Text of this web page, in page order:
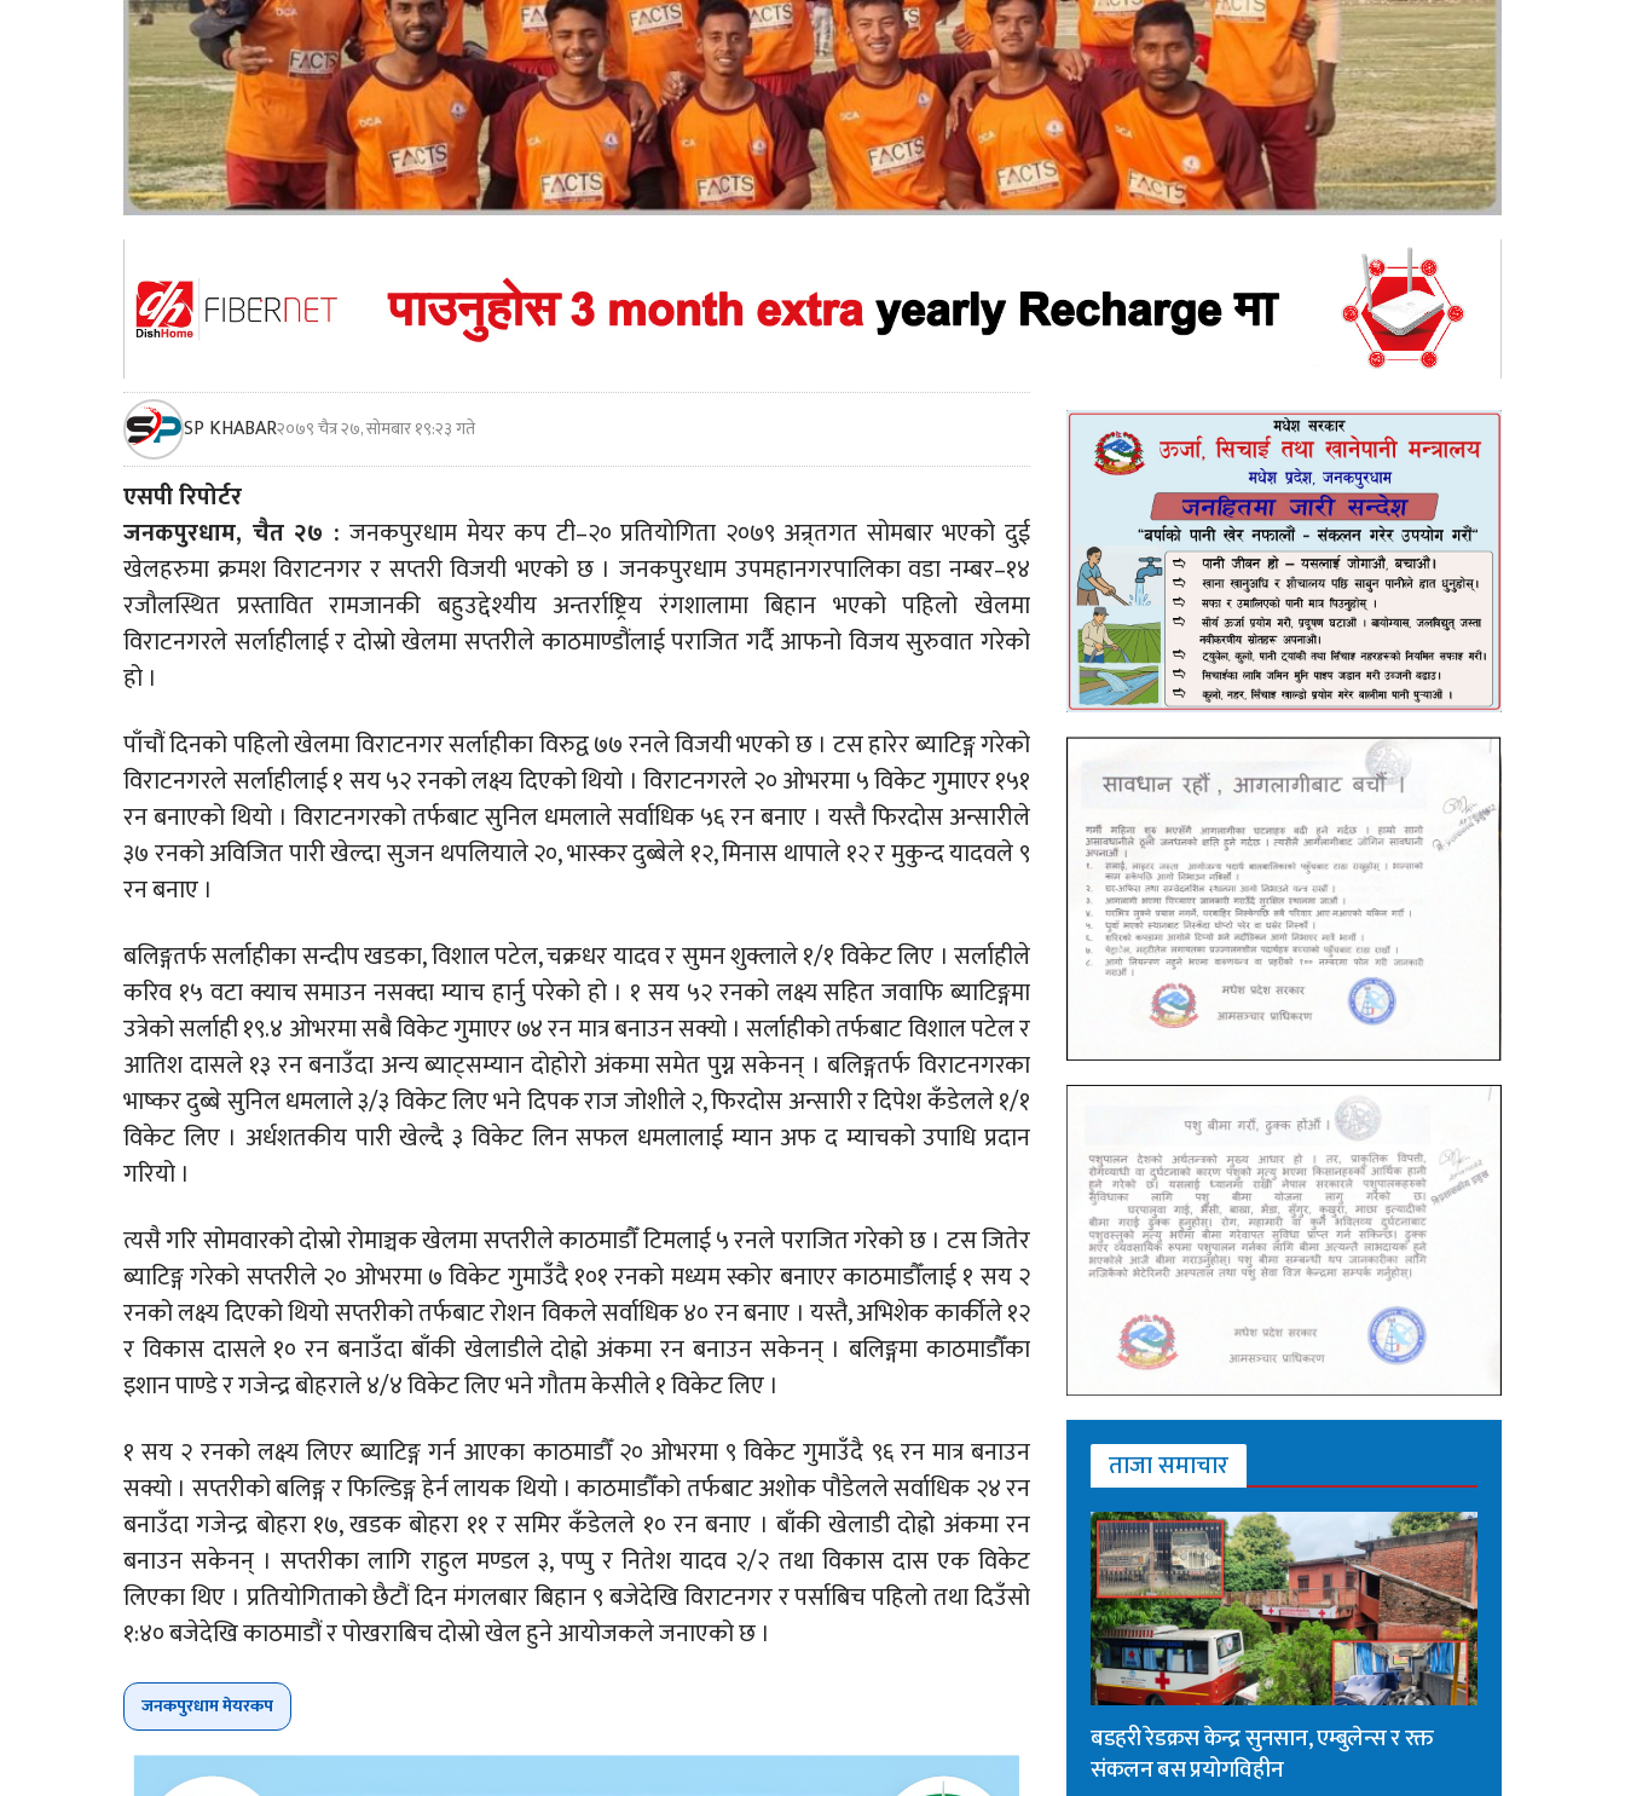
SP KHABAR२०७९ चैत्र २७, सोमबार १९:२३ गते
एसपी रिपोर्टर
जनकपुरधाम, चैत २७ :जनकपुरधाम मेयर कप टी–२० प्रतियोगिता २०७९ अन्र्तगत सोमबार भएको दुई
खेलहरुमा क्रमश विराटनगर र सप्तरी विजयी भएको छ । जनकपुरधाम उपमहानगरपालिका वडा नम्बर–१४
रजौलस्थित प्रस्तावित रामजानकी बहुउद्देश्यीय अन्तर्राष्ट्रिय रंगशालामा बिहान भएको पहिलो खेलमा
विराटनगरले सर्लाहीलाई र दोस्रो खेलमा सप्तरीले काठमाण्डौंलाई पराजित गर्दै आफनो विजय सुरुवात गरेको
हो ।
पाँचौं दिनको पहिलो खेलमा विराटनगर सर्लाहीका विरुद्व ७७ रनले विजयी भएको छ । टस हारेर ब्याटिङ्ग गरेको
विराटनगरले सर्लाहीलाई १ सय ५२ रनको लक्ष्य दिएको थियो । विराटनगरले २० ओभरमा ५ विकेट गुमाएर १५१
रन बनाएको थियो । विराटनगरको तर्फबाट सुनिल धमलाले सर्वाधिक ५६ रन बनाए । यस्तै फिरदोस अन्सारीले
३७ रनको अविजित पारी खेल्दा सुजन थपलियाले २०, भास्कर दुब्बेले १२, मिनास थापाले १२ र मुकुन्द यादवले ९
रन बनाए ।
बलिङ्गतर्फ सर्लाहीका सन्दीप खडका, विशाल पटेल, चक्रधर यादव र सुमन शुक्लाले १/१ विकेट लिए । सर्लाहीले
करिव १५ वटा क्याच समाउन नसक्दा म्याच हार्नु परेको हो । १ सय ५२ रनको लक्ष्य सहित जवाफि ब्याटिङ्गमा
उत्रेको सर्लाही १९.४ ओभरमा सबै विकेट गुमाएर ७४ रन मात्र बनाउन सक्यो । सर्लाहीको तर्फबाट विशाल पटेल र
आतिश दासले १३ रन बनाउँदा अन्य ब्याट्सम्यान दोहोरो अंकमा समेत पुग्न सकेनन् । बलिङ्गतर्फ विराटनगरका
भाष्कर दुब्बे सुनिल धमलाले ३/३ विकेट लिए भने दिपक राज जोशीले २, फिरदोस अन्सारी र दिपेश कँडेलले १/१
विकेट लिए । अर्धशतकीय पारी खेल्दै ३ विकेट लिन सफल धमलालाई म्यान अफ द म्याचको उपाधि प्रदान
गरियो ।
त्यसै गरि सोमवारको दोस्रो रोमाञ्चक खेलमा सप्तरीले काठमाडौँ टिमलाई ५ रनले पराजित गरेको छ । टस जितेर
ब्याटिङ्ग गरेको सप्तरीले २० ओभरमा ७ विकेट गुमाउँदै १०१ रनको मध्यम स्कोर बनाएर काठमाडौँलाई १ सय २
रनको लक्ष्य दिएको थियो सप्तरीको तर्फबाट रोशन विकले सर्वाधिक ४० रन बनाए । यस्तै, अभिशेक कार्कीले १२
र विकास दासले १० रन बनाउँदा बाँकी खेलाडीले दोह्रो अंकमा रन बनाउन सकेनन् । बलिङ्गमा काठमाडौँका
इशान पाण्डे र गजेन्द्र बोहराले ४/४ विकेट लिए भने गौतम केसीले १ विकेट लिए ।
१ सय २ रनको लक्ष्य लिएर ब्याटिङ्ग गर्न आएका काठमाडौँ २० ओभरमा ९ विकेट गुमाउँदै ९६ रन मात्र बनाउन
सक्यो । सप्तरीको बलिङ्ग र फिल्डिङ्ग हेर्न लायक थियो । काठमाडौँको तर्फबाट अशोक पौडेलले सर्वाधिक २४ रन
बनाउँदा गजेन्द्र बोहरा १७, खडक बोहरा ११ र समिर कँडेलले १० रन बनाए । बाँकी खेलाडी दोह्रो अंकमा रन
बनाउन सकेनन् । सप्तरीका लागि राहुल मण्डल ३, पप्पु र नितेश यादव २/२ तथा विकास दास एक विकेट
लिएका थिए । प्रतियोगिताको छैटौं दिन मंगलबार बिहान ९ बजेदेखि विराटनगर र पर्साबिच पहिलो तथा दिउँसो
१:४० बजेदेखि काठमाडौं र पोखराबिच दोस्रो खेल हुने आयोजकले जनाएको छ ।
जनकपुरधाम मेयरकप
ताजा समाचार
बडहरी रेडक्रस केन्द्र सुनसान, एम्बुलेन्स र रक्त
संकलन बस प्रयोगविहीन